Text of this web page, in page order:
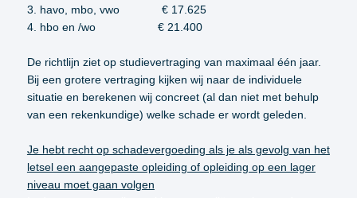
3. havo, mbo, vwo € 17.625
4. hbo en /wo € 21.400
De richtlijn ziet op studievertraging van maximaal één jaar.
Bij een grotere vertraging kijken wij naar de individuele
situatie en berekenen wij concreet (al dan niet met behulp
van een rekenkundige) welke schade er wordt geleden.
Je hebt recht op schadevergoeding als je als gevolg van het
letsel een aangepaste opleiding of opleiding op een lager
niveau moet gaan volgen